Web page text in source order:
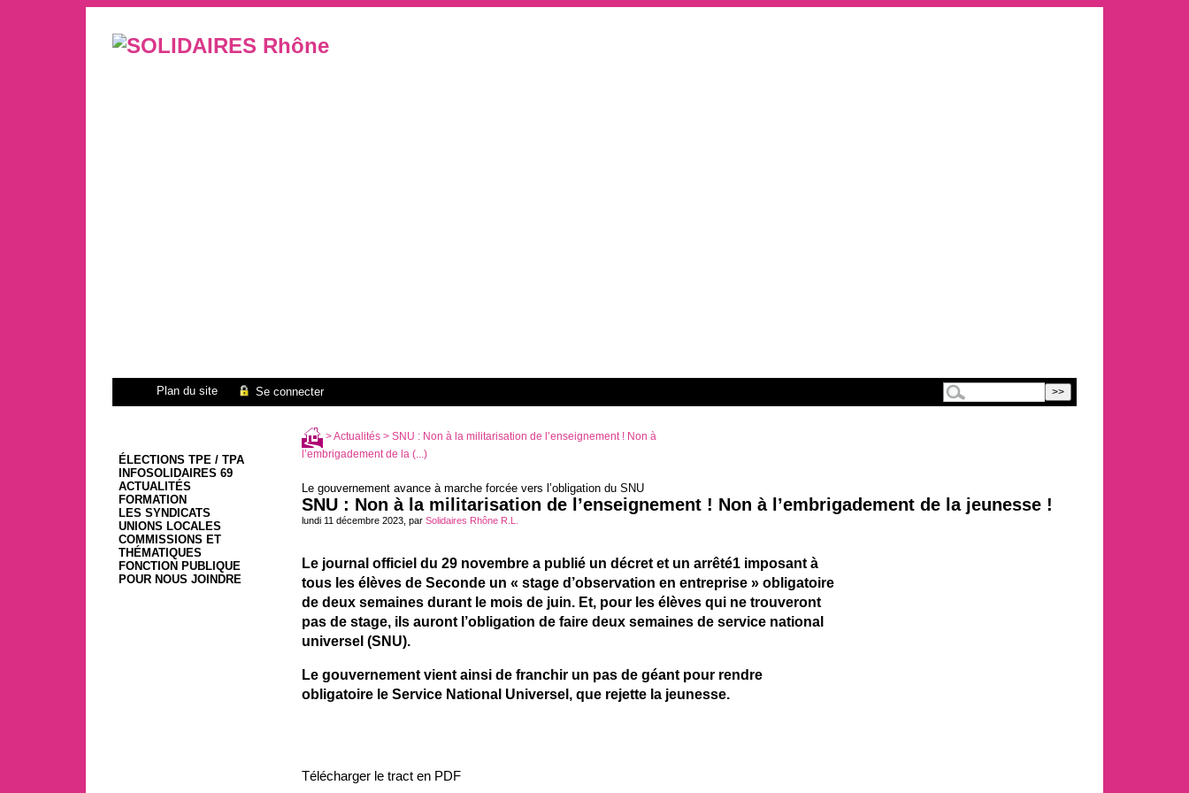
Plan du site Se connecter
ÉLECTIONS TPE / TPA
INFOSOLIDAIRES 69
ACTUALITÉS
FORMATION
LES SYNDICATS
UNIONS LOCALES
COMMISSIONS ET
THÉMATIQUES
FONCTION PUBLIQUE
POUR NOUS JOINDRE
>Actualités> SNU : Non à la militarisation de l’enseignement ! Non à
l’embrigadement de la (...)
Le gouvernement avance à marche forcée vers l’obligation du SNU
SNU : Non à la militarisation de l’enseignement ! Non à l’embrigadement de la jeunesse !
lundi 11 décembre 2023, par Solidaires Rhône R.L.
Le journal officiel du 29 novembre a publié un décret et un arrêté1 imposant à
tous les élèves de Seconde un « stage d’observation en entreprise » obligatoire
de deux semaines durant le mois de juin. Et, pour les élèves qui ne trouveront
pas de stage, ils auront l’obligation de faire deux semaines de service national
universel (SNU).
Le gouvernement vient ainsi de franchir un pas de géant pour rendre
obligatoire le Service National Universel, que rejette la jeunesse.
Télécharger le tract en PDF